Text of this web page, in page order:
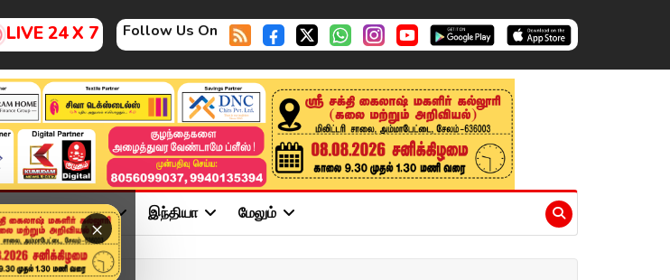
LIVE 24 X 7 Follow Us On
×
விளையாட்டு இந்தியா மேலும்